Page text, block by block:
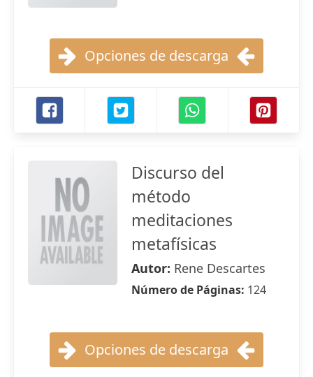
Opciones de descarga
Discurso del
método
meditaciones
metafísicas
Autor: Rene Descartes
Número de Páginas: 124
Opciones de descarga